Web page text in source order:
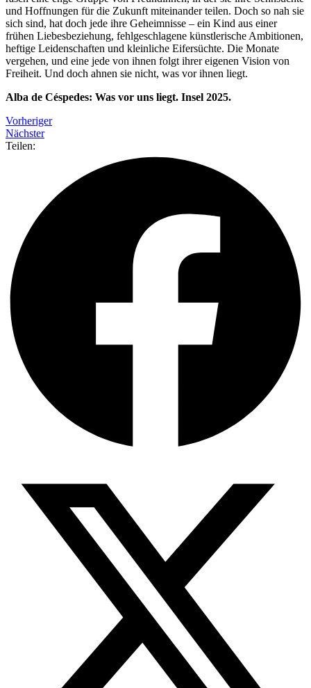
und Hoffnungen für die Zukunft miteinander teilen. Doch so nah sie
sich sind, hat doch jede ihre Geheimnisse – ein Kind aus einer
frühen Liebesbeziehung, fehlgeschlagene künstlerische Ambitionen,
heftige Leidenschaften und kleinliche Eifersüchte. Die Monate
vergehen, und eine jede von ihnen folgt ihrer eigenen Vision von
Freiheit. Und doch ahnen sie nicht, was vor ihnen liegt.
Alba de Céspedes: Was vor uns liegt. Insel 2025.
Vorheriger
Nächster
Teilen: